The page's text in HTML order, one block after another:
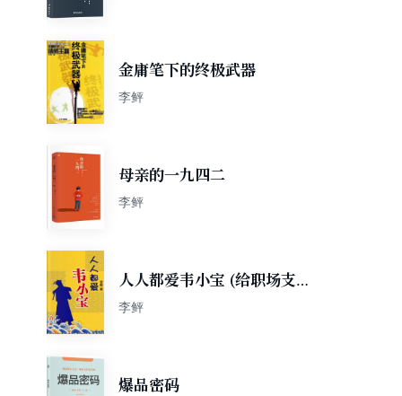
金庸笔下的终极武器
李鲆
母亲的一九四二
李鲆
人人都爱韦小宝 (给职场支点
招系列)
李鲆
爆品密码